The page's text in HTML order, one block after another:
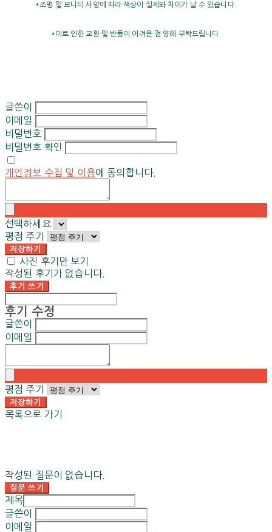
*조명 및 모니터 사양에 따라 색상이 실제와 차이가 날 수 있습니다.
*이로 인한 교환 및 반품이 어려운 점 양해 부탁드립니다.
글쓴이
이메일
비밀번호
비밀번호 확인
개인정보 수집 및 이용에 동의합니다.
선택하세요
평점 주기
저장하기
사진 후기만 보기
작성된 후기가 없습니다.
후기 쓰기
후기 수정
글쓴이
이메일
평점 주기
저장하기
목록으로 가기
작성된 질문이 없습니다.
질문 쓰기
제목
글쓴이
이메일